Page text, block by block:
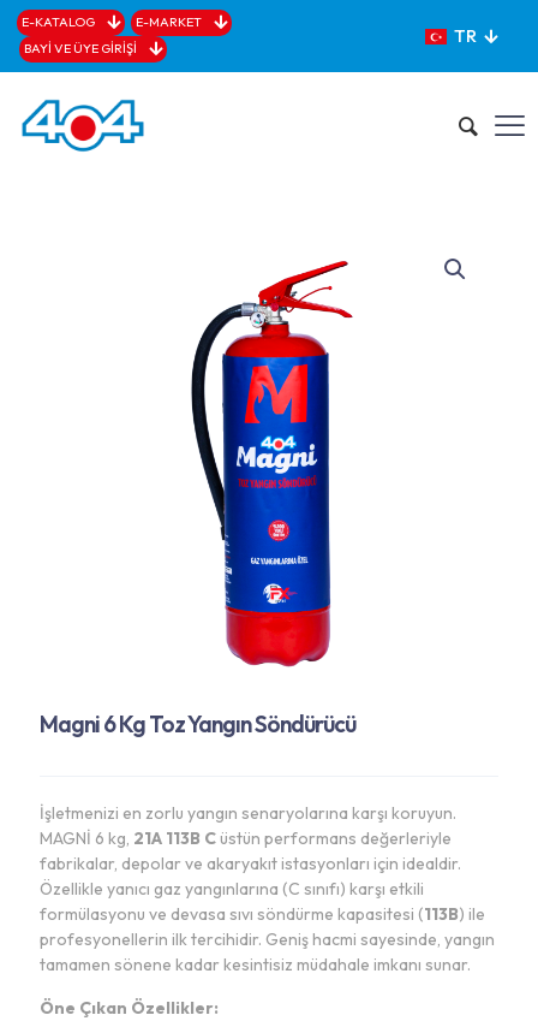
E-KATALOG
E-MARKET
BAYİ VE ÜYE GİRİŞİ
TR
Magni 6 Kg Toz Yangın Söndürücü
İşletmenizi en zorlu yangın senaryolarına karşı koruyun.
MAGNİ 6 kg, 21A 113B Cüstün performans değerleriyle
fabrikalar, depolar ve akaryakıt istasyonları için idealdir.
Özellikle yanıcı gaz yangınlarına (C sınıfı) karşı etkili
formülasyonu ve devasa sıvı söndürme kapasitesi (113B) ile
profesyonellerin ilk tercihidir. Geniş hacmi sayesinde, yangın
tamamen sönene kadar kesintisiz müdahale imkanı sunar.
Öne Çıkan Özellikler: